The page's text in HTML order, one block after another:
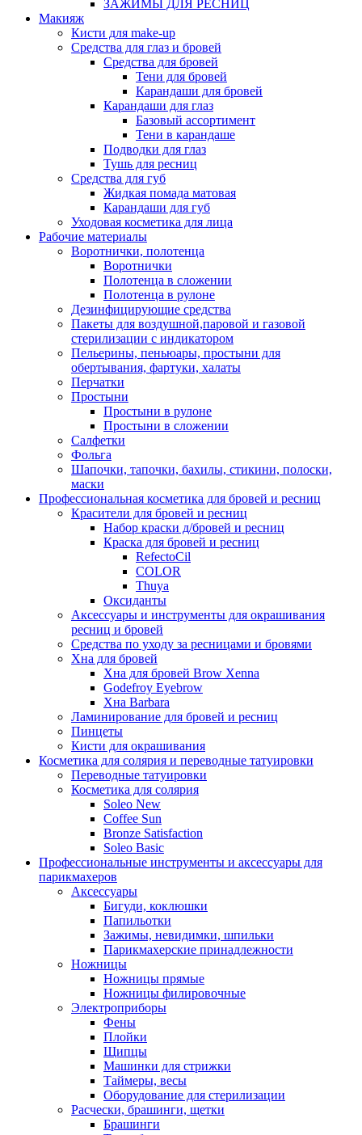
ЗАЖИМЫ ДЛЯ РЕСНИЦ
Макияж
Кисти для make-up
Средства для глаз и бровей
Средства для бровей
Тени для бровей
Карандаши для бровей
Карандаши для глаз
Базовый ассортимент
Тени в карандаше
Подводки для глаз
Тушь для ресниц
Средства для губ
Жидкая помада матовая
Карандаши для губ
Уходовая косметика для лица
Рабочие материалы
Воротнички, полотенца
Воротнички
Полотенца в сложении
Полотенца в рулоне
Дезинфицирующие средства
Пакеты для воздушной,паровой и газовой
стерилизации с индикатором
Пельерины, пеньюары, простыни для
обертывания, фартуки, халаты
Перчатки
Простыни
Простыни в рулоне
Простыни в сложении
Салфетки
Фольга
Шапочки, тапочки, бахилы, стикини, полоски,
маски
Профессиональная косметика для бровей и ресниц
Красители для бровей и ресниц
Набор краски д/бровей и ресниц
Краска для бровей и ресниц
RefectoCil
COLOR
Thuya
Оксиданты
Аксессуары и инструменты для окрашивания
ресниц и бровей
Средства по уходу за ресницами и бровями
Хна для бровей
Хна для бровей Brow Xenna
Godefroy Eyebrow
Хна Barbara
Ламинирование для бровей и ресниц
Пинцеты
Кисти для окрашивания
Косметика для солярия и переводные татуировки
Переводные татуировки
Косметика для солярия
Soleo New
Coffee Sun
Bronze Satisfaction
Soleo Basic
Профессиональные инструменты и аксессуары для
парикмахеров
Аксессуары
Бигуди, коклюшки
Папильотки
Зажимы, невидимки, шпильки
Парикмахерские принадлежности
Ножницы
Ножницы прямые
Ножницы филировочные
Электроприборы
Фены
Плойки
Щипцы
Машинки для стрижки
Таймеры, весы
Оборудование для стерилизации
Расчески, брашинги, щетки
Брашинги